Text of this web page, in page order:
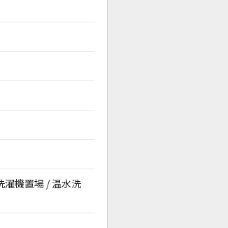
濯機置場 / 温水洗